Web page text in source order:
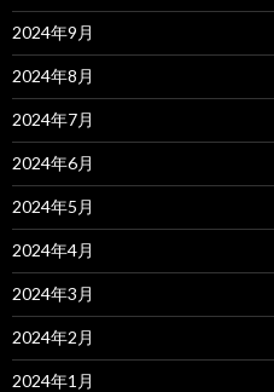
2024年9月
2024年8月
2024年7月
2024年6月
2024年5月
2024年4月
2024年3月
2024年2月
2024年1月